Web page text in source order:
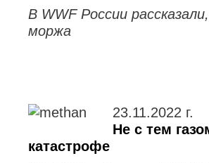
В WWF России
моржа
23.11.2022 г.
Не с тем
катастрофе